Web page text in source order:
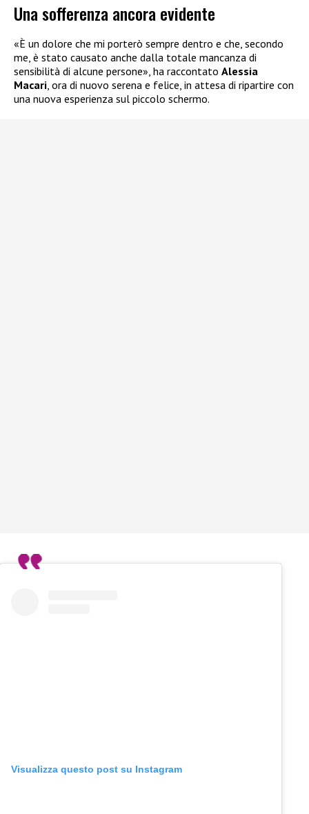
Una sofferenza ancora evidente
«È un dolore che mi porterò sempre dentro e che, secondo
me, è stato causato anche dalla totale mancanza di
sensibilità di alcune persone», ha raccontato Alessia
Macari, ora di nuovo serena e felice, in attesa di ripartire con
una nuova esperienza sul piccolo schermo.
Visualizza questo post su Instagram